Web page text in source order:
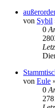
von Sybil
0
von Eule
0